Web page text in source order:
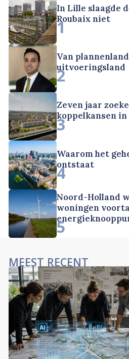
In Lille slaagde
Roubaix niet
1
Van
uitvoeringsland
2
Zeven jaar
koppelkansen
3
Waarom het
ontstaat
4
Noord-Holland
woningen
5
MEEST RECENT